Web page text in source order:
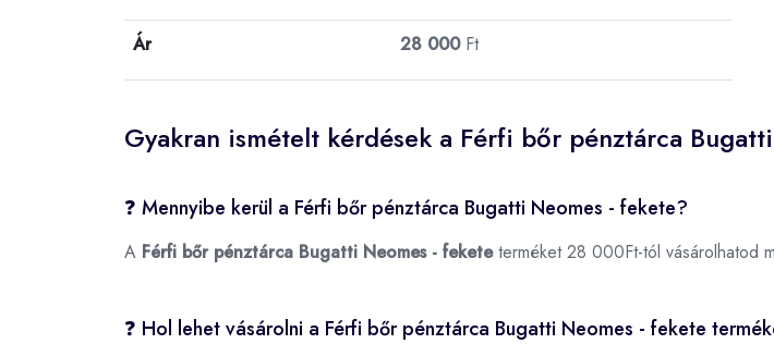
Ár 28 000Ft
Gyakran ismételt kérdések a Férfi bőr pénztárca
❓ Mennyibe kerül a Férfi bőr pénztárca Bugatti Neomes - fekete?
A Férfi bőr pénztárca Bugatti Neomes - feketeterméket 28 000Ft-tól vásárolhatod
❓ Hol lehet vásárolni a Férfi bőr pénztárca Bugatti Neomes - fekete